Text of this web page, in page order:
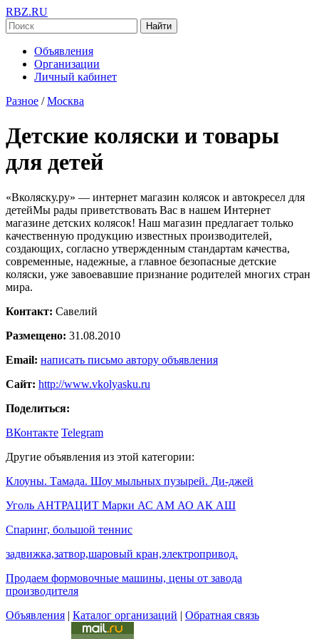
RBZ.RU
Найти
Объявления
Организации
Личный кабинет
Разное / Москва
Детские коляски и товары
для детей
«Вколяску.ру» — интернет магазин колясок и автокресел для
детейМы рады приветствовать Вас в нашем Интернет
магазине детских колясок! Наш магазин предлагает только
качественную продукцию известных производителей,
создающих, согласно утвержденным стандартам качества,
современные, надежные, а главное безопасные детские
коляски, уже завоевавшие признание родителей многих стран
мира.
Контакт: Савелий
Размещено: 31.08.2010
Email: написать письмо автору объявления
Сайт: http://www.vkolyasku.ru
Поделиться:
ВКонтакте Telegram
Другие объявления из этой категории:
Клоуны. Тамада. Шоу мыльных пузырей. Ди-джей
Уголь АНТРАЦИТ Марки АС АМ АО АК АШ
Спаринг, большой теннис
задвижка,затвор,шаровый кран,электропривод.
Продаем формовочные машины, цены от завода
производителя
Объявления | Каталог организаций | Обратная связь